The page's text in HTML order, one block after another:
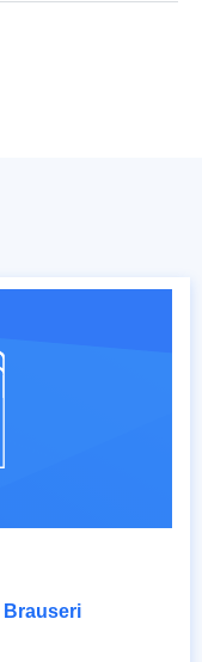
Brauseri